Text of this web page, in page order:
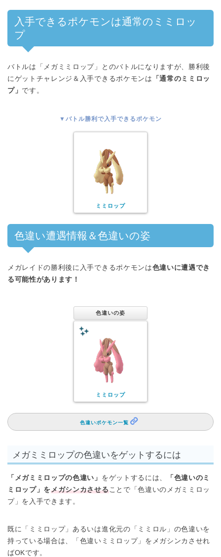
入手できるポケモンは通常のミミロッ
プ
バトルは「メガミミロップ」とのバトルになりますが、勝利後
にゲットチャレンジ＆入手できるポケモンは
「通常のミミロッ
プ」 です。
▼バトル勝利で入手できるポケモン
ミミロップ
色違い遭遇情報＆色違いの姿
メガレイドの勝利後に入手できるポケモンは色違いに遭遇でき
る可能性があります！
色違いの姿
ミミロップ
色違いポケモン一覧
メガミミロップの色違いをゲットするには
「メガミミロップの色違い」 をゲットするには、
「色違いのミ
ミロップ」をメガシンカさせることで「色違いのメガミミロッ
プ」を入手できます。
既に「ミミロップ」あるいは進化元の「ミミロル」の色違いを
持っている場合は、「色違いミミロップ」をメガシンカさせれ
ばOKです。